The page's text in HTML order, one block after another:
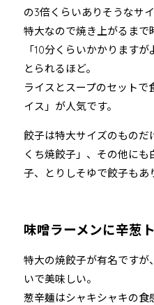
の3倍くらいありそうなサイ
特大なので焼き上がるまで
「10分くらいかかります
とられるほど。
ライスとスープのセットで
イス」が人気です。
餃子は特大サイズのものだ
くち焼餃子」、その他に
子、とりしそゆで餃子もあ
味噌ラーメンに辛葱
特大の焼餃子が有名ですが
いで美味しい。
葱辛麺はシャキシャキの食